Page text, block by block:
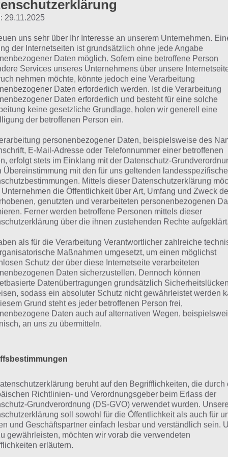
Weitere Lösungen zu 94% gesucht
App! Dort kannst du mit der
schnell die Antworten und
über 100 Level finden!
Reihenfolge der Level in 94% bei jedem Spieler
die 94% Lösung zum Sachverhalt “Lippen_____”.
Lösung für
findest du alle richtigen Antworten zum
94%. Die Lösung ist dabei nach den Prozent-Werten
diesen Kategorien, die mit einem Wortbestandteil
zweite Wort denken. Also Lippenstift, Lippenbalsam
Aufgaben und Rätsel im
im gleichen Level wie “Lippen_____” befinden sich “
1950er Jahren” und “
“. Klicke einfach
29.11.2025
uns sehr über Ihr Interesse an unserem Unternehmen.
der Internetseiten ist grundsätzlich ohne jede Angabe
Daten möglich. Sofern eine betroffene Person
Services unseres Unternehmens über unsere
nehmen möchte, könnte jedoch eine Verarbeitung
Daten erforderlich werden. Ist die Verarbeitung
Daten erforderlich und besteht für eine solche
keine gesetzliche Grundlage, holen wir generell eine
der betroffenen Person ein.
personenbezogener Daten, beispielsweise des
E-Mail-Adresse oder Telefonnummer einer betroffenen
erfolgt stets im Einklang mit der Datenschutz-
Übereinstimmung mit den für uns geltenden
Mittels dieser Datenschutzerklärung
Unternehmen die Öffentlichkeit über Art, Umfang und Zweck
genutzten und verarbeiteten personenbezogenen
Ferner werden betroffene Personen mittels dieser
über die ihnen zustehenden Rechte aufgeklärt.
als für die Verarbeitung Verantwortlicher zahlreiche
Maßnahmen umgesetzt, um einen möglichst
Schutz der über diese Internetseite verarbeiteten
Daten sicherzustellen. Dennoch können
Datenübertragungen grundsätzlich
sodass ein absoluter Schutz nicht gewährleistet werden
Grund steht es jeder betroffenen Person frei,
Daten auch auf alternativen Wegen,
an uns zu übermitteln.
beruht auf den Begrifflichkeiten, die durch
Richtlinien- und Verordnungsgeber beim Erlass der
Grundverordnung (DS-GVO) verwendet wurden. Unsere
soll sowohl für die Öffentlichkeit als auch für
und Geschäftspartner einfach lesbar und verständlich sein.
gewährleisten, möchten wir vorab die verwendeten
erläutern.